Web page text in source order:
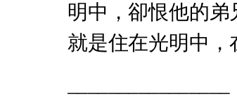
明中，卻恨他的弟
就是住在光明中，